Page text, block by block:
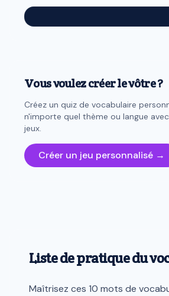
Vous voulez créer le vôtre ?
Créez un quiz de vocabulaire
n'importe quel thème ou langue
jeux.
Créer un jeu personnalisé →
Liste de pratique du
Maîtrisez ces 10 mots de